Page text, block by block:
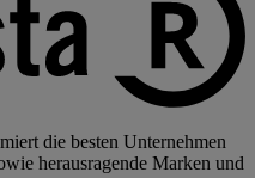
die besten Unternehmen
herausragende Marken und